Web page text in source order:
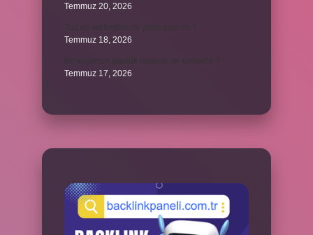
Temmuz 20, 2026
Temmuz 18, 2026
Temmuz 17, 2026